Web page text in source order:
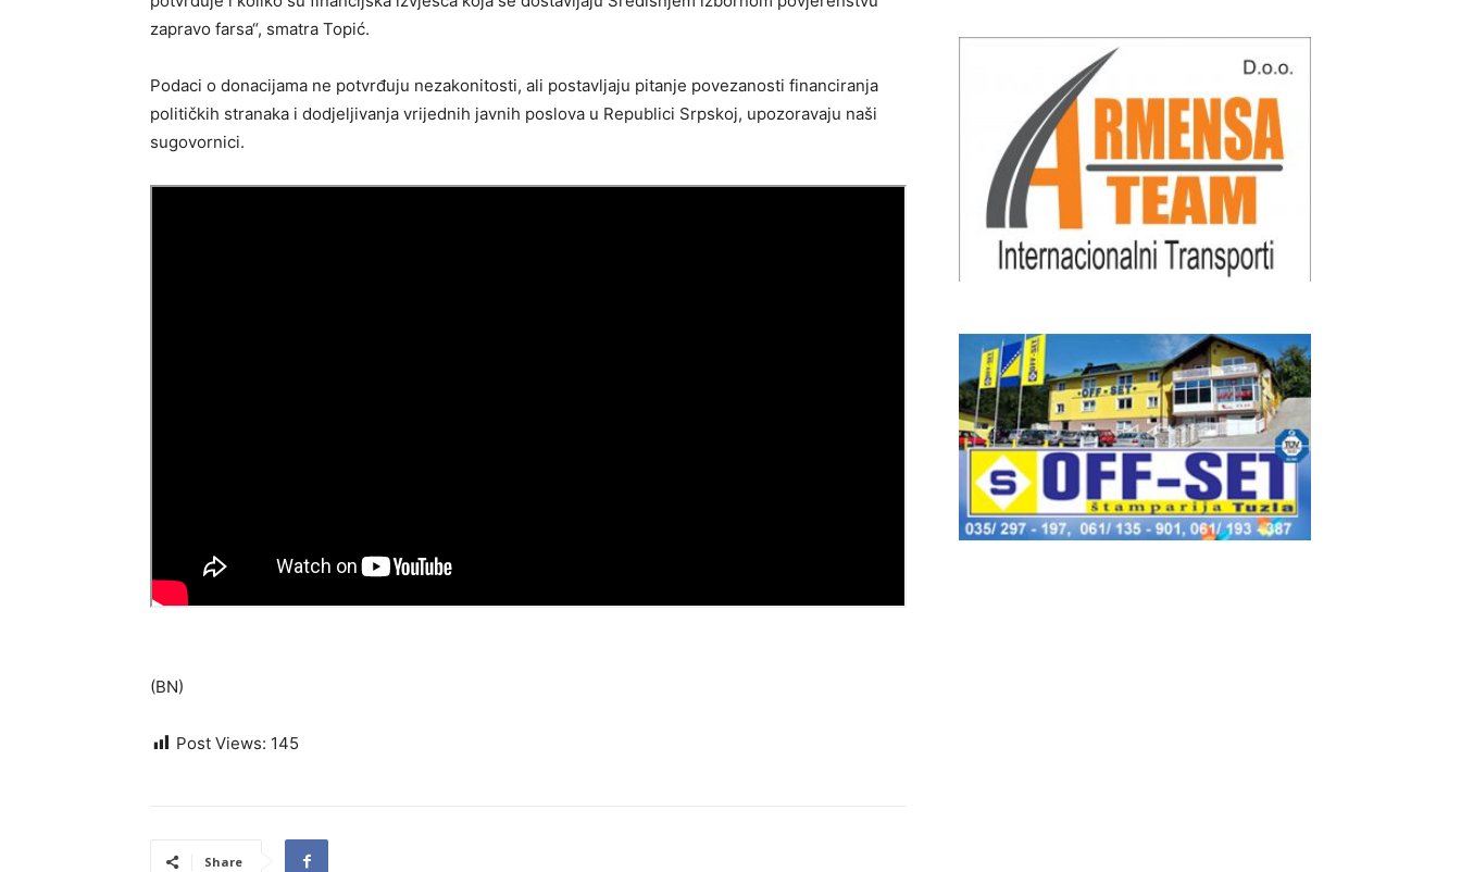
zapravo farsa“, smatra Topić.
Podaci o donacijama ne potvrđuju nezakonitosti, ali postavljaju pitanje povezanosti financiranja
političkih stranaka i dodjeljivanja vrijednih javnih poslova u Republici Srpskoj, upozoravaju naši
sugovornici.
(BN)
Post Views: 145
Share